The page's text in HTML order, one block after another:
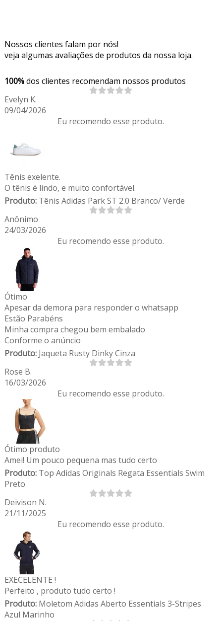
Nossos clientes falam por nós!
veja algumas avaliações de produtos da nossa loja.
100%dos clientes recomendam nossos produtos
Evelyn K.
09/04/2026
Eu recomendo esse produto.
Tênis exelente.
O tênis é lindo, e muito confortável.
Produto:Tênis Adidas Park ST 2.0 Branco/ Verde
Anônimo
24/03/2026
Eu recomendo esse produto.
Ótimo
Apesar da demora para responder o whatsapp
Estão Parabéns
Minha compra chegou bem embalado
Conforme o anúncio
Produto:Jaqueta Rusty Dinky Cinza
Rose B.
16/03/2026
Eu recomendo esse produto.
Ótimo produto
Amei! Um pouco pequena mas tudo certo
Produto:Top Adidas Originals Regata Essentials Swim
Preto
Deivison N.
21/11/2025
Eu recomendo esse produto.
EXECELENTE !
Perfeito , produto tudo certo !
Produto:Moletom Adidas Aberto Essentials 3-Stripes
Azul Marinho